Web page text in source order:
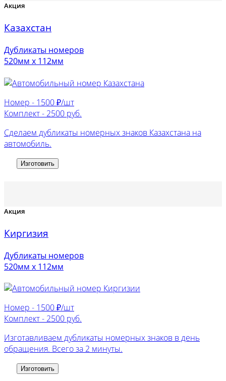
Акция
Казахстан
Дубликаты номеров
520мм х 112мм
Номер - 1500 ₽/шт
Комплект - 2500 руб.
Сделаем дубликаты номерных знаков Казахстана на
автомобиль.
Изготовить
Акция
Киргизия
Дубликаты номеров
520мм х 112мм
Номер - 1500 ₽/шт
Комплект - 2500 руб.
Изготавливаем дубликаты номерных знаков в день
обращения. Всего за 2 минуты.
Изготовить